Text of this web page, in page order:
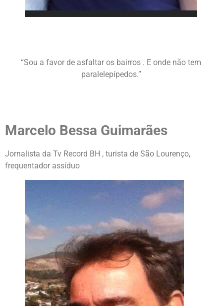
“Sou a favor de asfaltar os bairros . E onde não tem
paralelepípedos.”
Marcelo Bessa Guimarães
Jornalista da Tv Record BH , turista de São Lourenço,
frequentador assíduo